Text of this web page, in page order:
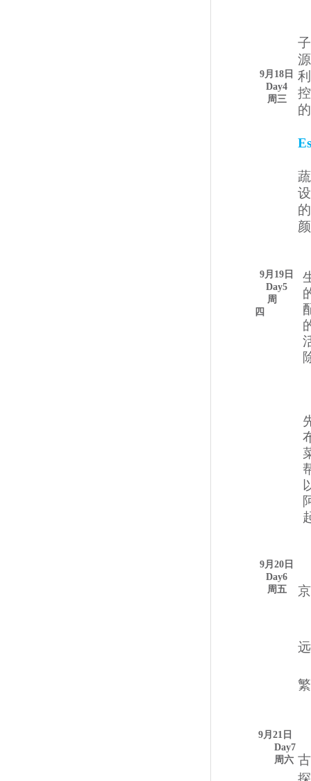
9月18日
Day4
周三
9月19日
Day5
周
四
9月20日
Day6
周五
9月21日
Day7
周六